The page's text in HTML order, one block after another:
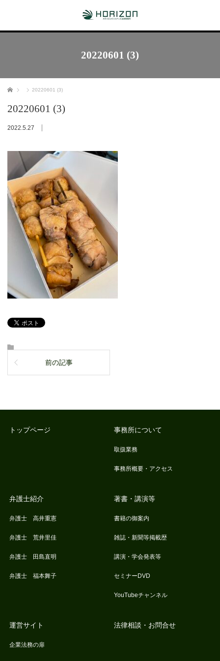
20220601 (3)
ホーム 20220601 (3)
20220601 (3)
2022.5.27
前の記事
トップページ 事務所について
取扱業務
事務所概要・アクセス
弁護士紹介
弁護士 高井重憲
弁護士 荒井里佳
弁護士 田島直明
弁護士 福本舞子
著書・講演等
書籍の御案内
雑誌・新聞等掲載歴
講演・学会発表等
セミナーDVD
YouTubeチャンネル
運営サイト
企業法務の扉
法律相談・お問合せ